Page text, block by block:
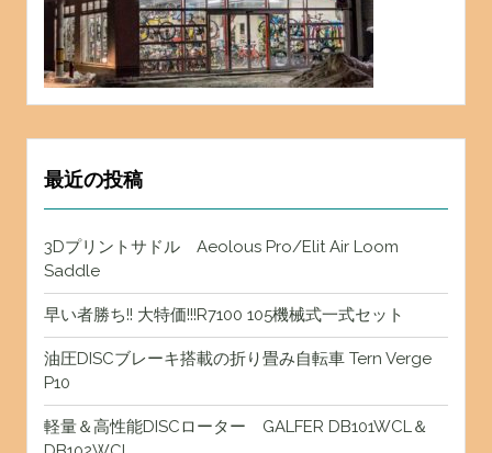
最近の投稿
3Dプリントサドル Aeolous Pro/Elit Air Loom
Saddle
早い者勝ち!! 大特価!!!R7100 105機械式一式セット
油圧DISCブレーキ搭載の折り畳み自転車 Tern Verge
P10
軽量＆高性能DISCローター GALFER DB101WCL＆